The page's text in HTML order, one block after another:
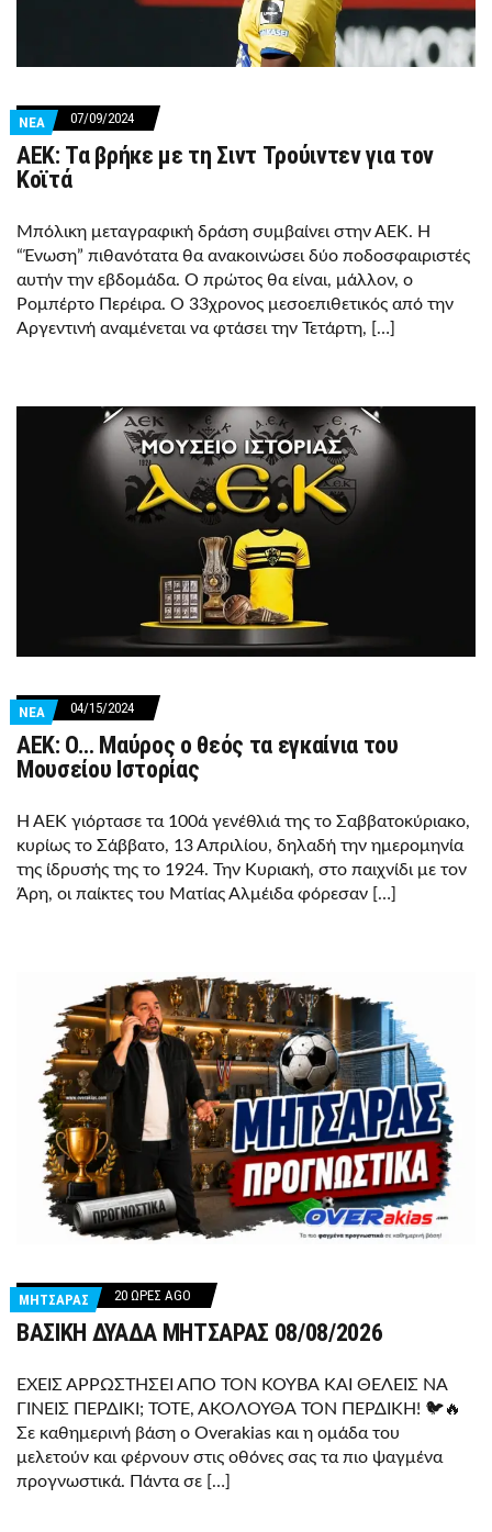
ΝΕΑ 07/09/2024
AEK: Τα βρήκε με τη Σιντ Τρούιντεν για τον
Κοϊτά
Μπόλικη μεταγραφική δράση συμβαίνει στην ΑΕΚ. Η
“Ένωση” πιθανότατα θα ανακοινώσει δύο ποδοσφαιριστές
αυτήν την εβδομάδα. Ο πρώτος θα είναι, μάλλον, ο
Ρομπέρτο Περέιρα. O 33χρονος μεσοεπιθετικός από την
Αργεντινή αναμένεται να φτάσει την Τετάρτη, […]
ΝΕΑ 04/15/2024
AEK: Ο… Μαύρος ο θεός τα εγκαίνια του
Μουσείου Ιστορίας
Η ΑΕΚ γιόρτασε τα 100ά γενέθλιά της το Σαββατοκύριακο,
κυρίως το Σάββατο, 13 Απριλίου, δηλαδή την ημερομηνία
της ίδρυσής της το 1924. Την Κυριακή, στο παιχνίδι με τον
Άρη, οι παίκτες του Ματίας Αλμέιδα φόρεσαν […]
ΜΗΤΣΑΡΑΣ 20 ΏΡΕΣ AGO
ΒΑΣΙΚΗ ΔΥΑΔΑ ΜΗΤΣΑΡΑΣ 08/08/2026
ΕΧΕΙΣ ΑΡΡΩΣΤΗΣΕΙ ΑΠΟ ΤΟΝ ΚΟΥΒΑ ΚΑΙ ΘΕΛΕΙΣ ΝΑ
ΓΙΝΕΙΣ ΠΕΡΔΙΚΙ; ΤΟΤΕ, ΑΚΟΛΟΥΘΑ ΤΟΝ ΠΕΡΔΙΚΗ! 🐦🔥
Σε καθημερινή βάση o Overakias και η ομάδα του
μελετούν και φέρνουν στις οθόνες σας τα πιο ψαγμένα
προγνωστικά. Πάντα σε […]